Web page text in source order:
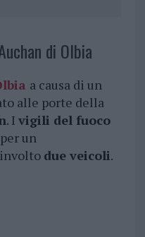
di Olbia
a causa di un
alle porte della
. I vigili del fuoco
un
due veicoli.